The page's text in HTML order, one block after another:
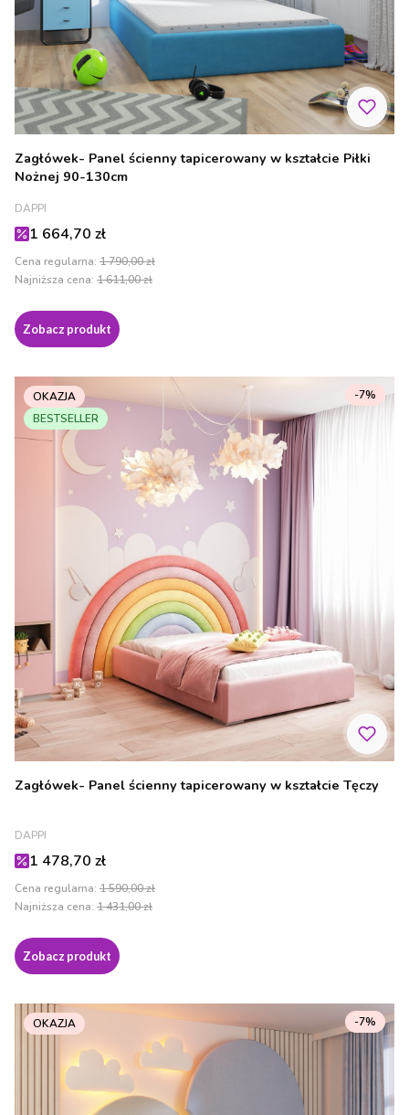
Zagłówek- Panel ścienny tapicerowany w kształcie Piłki
Nożnej 90-130cm
PRODUCENT
DAPPI
Cena promocyjna
1 664,70 zł
Cena regularna: 1 790,00 zł
Najniższa cena: 1 611,00 zł
Zobacz produkt
OKAZJA
BESTSELLER
Zagłówek- Panel ścienny tapicerowany w kształcie Tęczy
PRODUCENT
DAPPI
Cena promocyjna
1 478,70 zł
Cena regularna: 1 590,00 zł
-7%
Najniższa cena: 1 431,00 zł
Zobacz produkt
OKAZJA -7%